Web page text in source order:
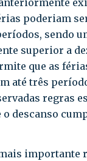
poderiam
sendo
superior a
que as
até três
regras
o descanso
importante